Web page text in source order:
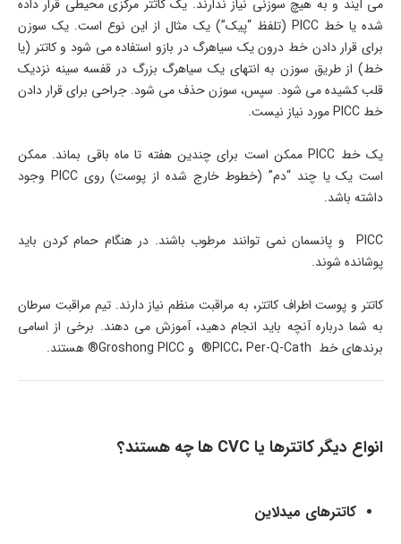
می ­­آیند و به هیچ سوزنی نیاز ندارند. یک کاتتر مرکزی محیطی قرار داده
شده یا خط PICC (تلفظ “پیک”) یک مثال از این نوع است. یک سوزن
برای قرار دادن خط درون یک سیاهرگ در بازو استفاده می­ شود و کاتتر (یا
خط) از طریق سوزن به انتهای یک سیاهرگ بزرگ در قفسه سینه نزدیک
قلب کشیده می­ شود. سپس، سوزن حذف می­ شود. جراحی برای قرار دادن
خط PICC مورد نیاز نیست.
یک خط PICC ممکن است برای چندین هفته تا ماه باقی بماند. ممکن
است یک یا چند “دم” (خطوط خارج شده از پوست) روی PICC وجود
داشته باشد.
PICC و پانسمان نمی ­توانند مرطوب باشند. در هنگام حمام کردن باید
پوشانده شوند.
کاتتر و پوست اطراف کاتتر، به مراقبت منظم نیاز دارند. تیم مراقبت سرطان
به شما درباره آن­چه باید انجام دهید، آموزش می ­دهند. برخی از اسامی
برندهای خط PICC، Per-Q-Cath® و Groshong PICC® هستند.
انواع دیگر کاتترها یا CVC ها چه هستند؟
کاتترهای میدلاین